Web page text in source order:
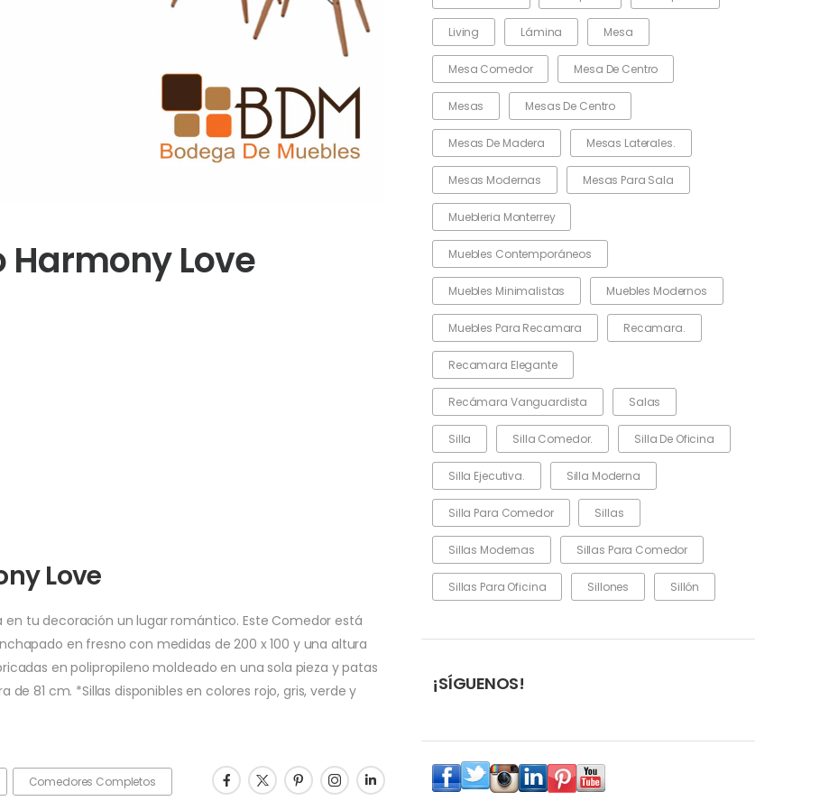
Living Lámina Mesa
Mesa Comedor Mesa De Centro
Mesas Mesas De Centro
Mesas De Madera Mesas Laterales.
Mesas Modernas Mesas Para Sala
Muebleria Monterrey
Muebles Contemporáneos
Muebles Minimalistas Muebles Modernos
Muebles Para Recamara Recamara.
Recamara Elegante
Recámara Vanguardista Salas
Silla Silla Comedor. Silla De Oficina
Silla Ejecutiva. Silla Moderna
Silla Para Comedor Sillas
Sillas Modernas Sillas Para Comedor
Sillas Para Oficina Sillones Sillón
¡SÍGUENOS!
Love
Love
tu decoración un lugar romántico. Este Comedor está
en fresno con medidas de 200 x 100 y una altura
en polipropileno moldeado en una sola pieza y patas
81 cm. *Sillas disponibles en colores rojo, gris, verde y
Comedores Completos